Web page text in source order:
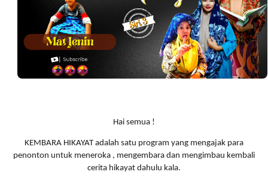
Hai semua !
KEMBARA HIKAYAT adalah satu program yang mengajak para
penonton untuk meneroka , mengembara dan mengimbau kembali
cerita hikayat dahulu kala.